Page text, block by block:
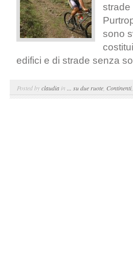
strade
sono
edifici e di strade senza
Posted byclaudia in ... su due ruote Continenti,